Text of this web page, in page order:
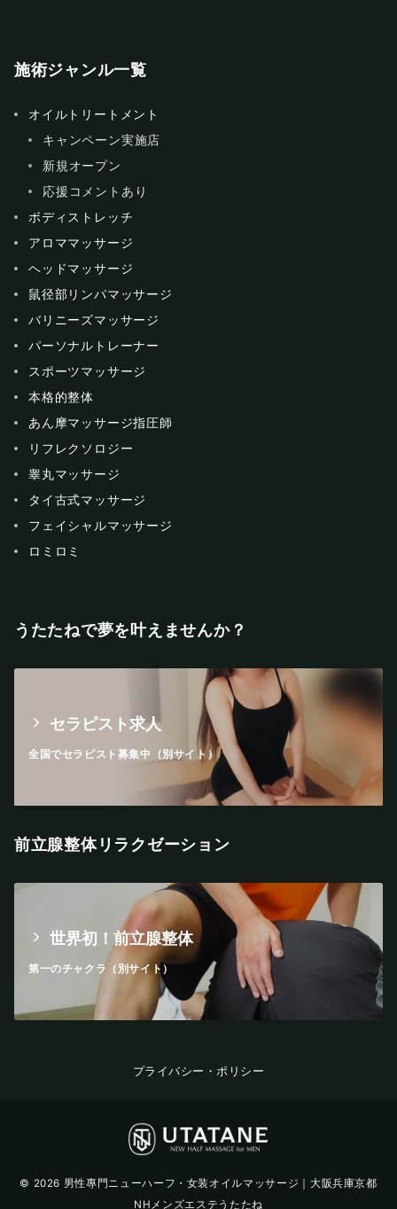
施術ジャンル一覧
オイルトリートメント
キャンペーン実施店
新規オープン
応援コメントあり
ボディストレッチ
アロママッサージ
ヘッドマッサージ
鼠径部リンパマッサージ
バリニーズマッサージ
パーソナルトレーナー
スポーツマッサージ
本格的整体
あん摩マッサージ指圧師
リフレクソロジー
睾丸マッサージ
タイ古式マッサージ
フェイシャルマッサージ
ロミロミ
うたたねで夢を叶えませんか？
セラピスト求人
全国でセラピスト募集中（別サイト）
前立腺整体リラクゼーション
世界初！前立腺整体
第一のチャクラ（別サイト）
プライバシー・ポリシー
© 2026 男性專門ニューハーフ・女装オイルマッサージ｜大阪兵庫京都
NHメンズエステうたたね